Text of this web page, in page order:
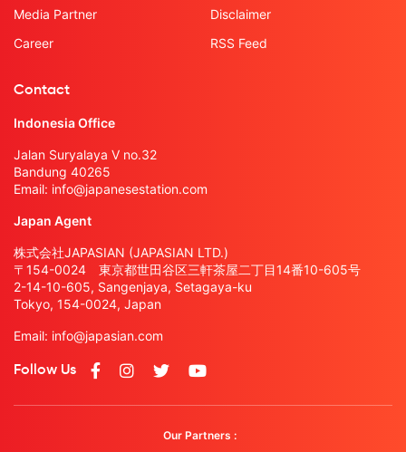
Media Partner
Career
Disclaimer
RSS Feed
Contact
Indonesia Office
Jalan Suryalaya V no.32
Bandung 40265
Email: info@japanesestation.com
Japan Agent
株式会社JAPASIAN (JAPASIAN LTD.)
〒154-0024 東京都世田谷区三軒茶屋二丁目14番10-605号
2-14-10-605, Sangenjaya, Setagaya-ku
Tokyo, 154-0024, Japan
Email: info@japasian.com
Follow Us
Our Partners :